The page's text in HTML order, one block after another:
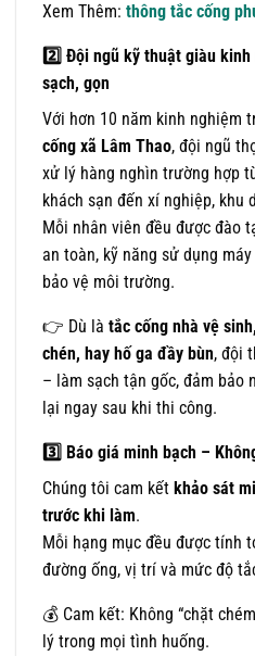
Xem Thêm: thông tắc cống
2️ Đội ngũ kỹ thuật giàu kinh
sạch, gọn
Với hơn 10 năm kinh nghiệm
cống xã Lâm Thao, đội ngũ
xử lý hàng nghìn trường hợp
khách sạn đến xí nghiệp, khu
Mỗi nhân viên đều được đào
an toàn, kỹ năng sử dụng
bảo vệ môi trường.
👉 Dù là tắc cống nhà vệ
chén, hay hố ga đầy bùn, đội
– làm sạch tận gốc, đảm bảo
lại ngay sau khi thi công.
3️ Báo giá minh bạch –
Chúng tôi cam kết khảo sát
trước khi làm.
Mỗi hạng mục đều được tính
đường ống, vị trí và mức độ
💰 Cam kết: Không “chặt
lý trong mọi tình huống.